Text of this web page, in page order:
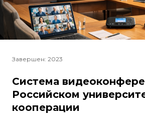
Завершен: 2023
Система
Российском
кооперации